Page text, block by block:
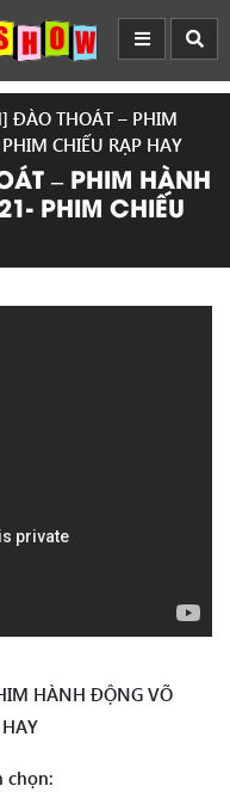
ĐÀO THOÁT – PHIM
CHIẾU RẠP HAY
– PHIM HÀNH
PHIM CHIẾU
HÀNH ĐỘNG VÕ
chọn: